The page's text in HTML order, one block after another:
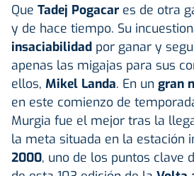
Que Tadej Pogacar es de otra
y de hace tiempo. Su
insaciabilidad por ganar y
apenas las migajas para sus
ellos, Mikel Landa. En un gran
en este comienzo de
Murgia fue el mejor tras la
la meta situada en la estación
2000, uno de los puntos clave